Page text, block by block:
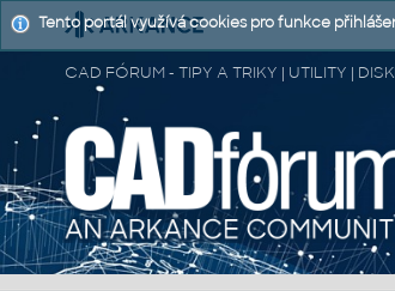
CAD FÓRUM - TIPY A TRIKY | UTILITY |
Tento portál využívá cookies pro funkce